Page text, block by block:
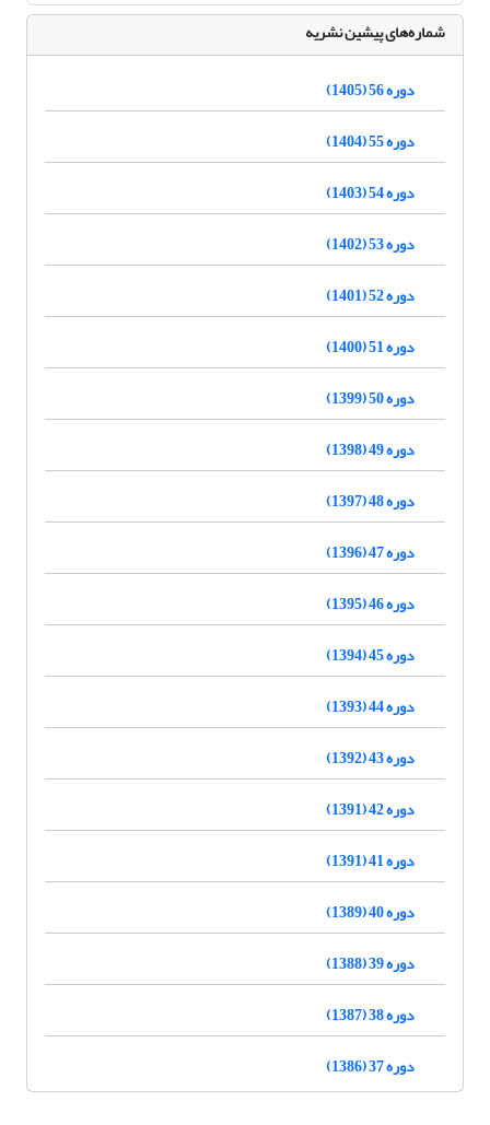
شماره‌های پیشین نشریه
دوره 56 (1405)
دوره 55 (1404)
دوره 54 (1403)
دوره 53 (1402)
دوره 52 (1401)
دوره 51 (1400)
دوره 50 (1399)
دوره 49 (1398)
دوره 48 (1397)
دوره 47 (1396)
دوره 46 (1395)
دوره 45 (1394)
دوره 44 (1393)
دوره 43 (1392)
دوره 42 (1391)
دوره 41 (1391)
دوره 40 (1389)
دوره 39 (1388)
دوره 38 (1387)
دوره 37 (1386)